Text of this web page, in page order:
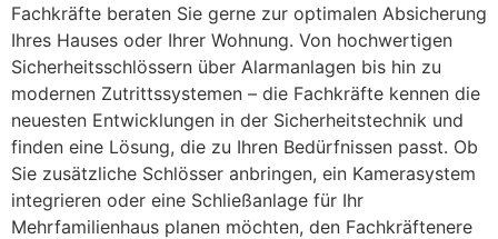
Fachkräfte beraten Sie gerne zur optimalen Absicherung
Ihres Hauses oder Ihrer Wohnung. Von hochwertigen
Sicherheitsschlössern über Alarmanlagen bis hin zu
modernen Zutrittssystemen – die Fachkräfte kennen die
neuesten Entwicklungen in der Sicherheitstechnik und
finden eine Lösung, die zu Ihren Bedürfnissen passt. Ob
Sie zusätzliche Schlösser anbringen, ein Kamerasystem
integrieren oder eine Schließanlage für Ihr
Mehrfamilienhaus planen möchten, den Fachkräftenere